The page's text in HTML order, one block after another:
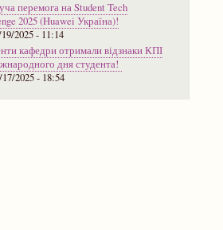
перемога на Student Tech
2025 (Huawei Україна)!
2025 - 11:14
кафедри отримали відзнаки КПІ
дня студента!
2025 - 18:54